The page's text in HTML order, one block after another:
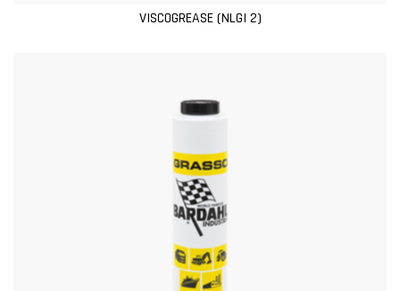
VISCOGREASE (NLGI 2)